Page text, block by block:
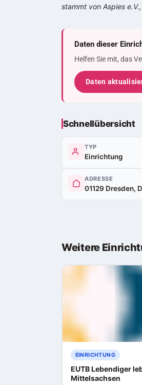
stammt von Aspies
Daten dieser
Helfen Sie mit, das
Daten
Schnellübersicht
TYP
Einrichtung
ADRESSE
01129 Dresden,
Weitere
EINRICHTUNG
EUTB Lebendiger
Mittelsachsen